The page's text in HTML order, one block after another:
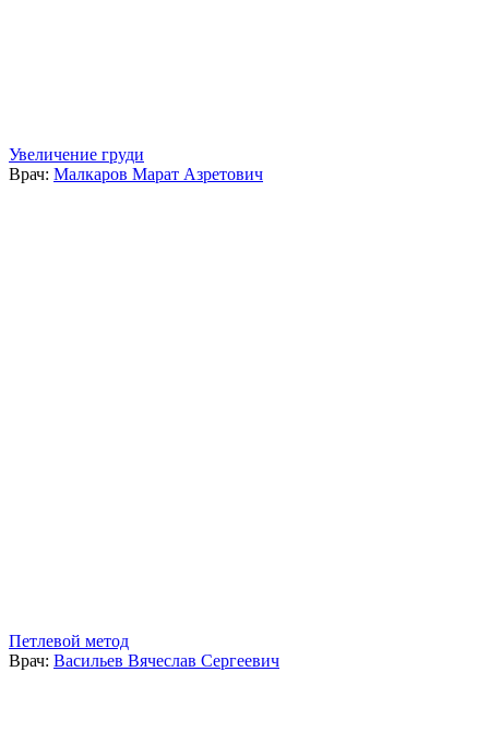
Увеличение груди
Врач: Малкаров Марат Азретович
Петлевой метод
Врач: Васильев Вячеслав Сергеевич